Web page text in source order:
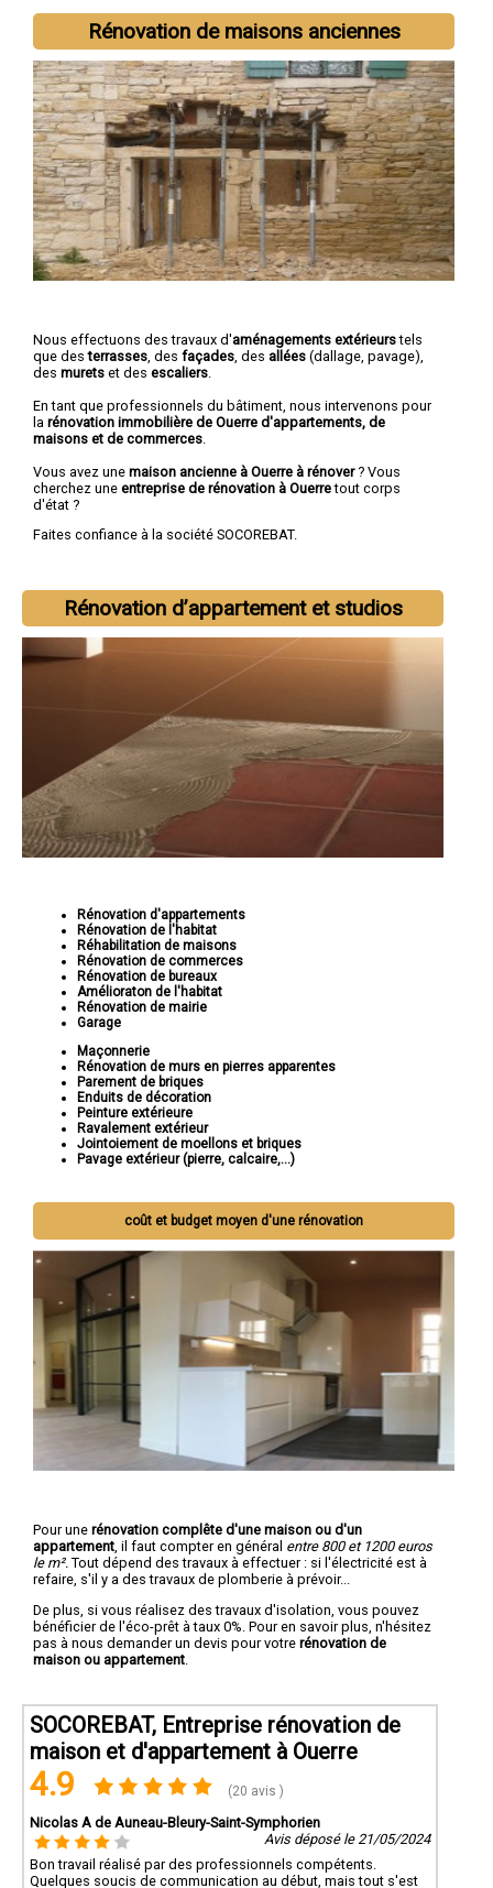
Rénovation de maisons anciennes
Nous effectuons des travaux d'aménagements extérieurstels
que desterrasses , des façades , des allées (dallage, pavage),
des murets et des escaliers
En tant que professionnels du bâtiment, nous intervenons pour
la rénovation immobilière de Ouerre d'appartements, de
maisons et de commerces
Vous avez une maison ancienne à Ouerre à rénover? Vous
cherchez une entreprise de rénovation à Ouerretout corps
d'état ?
Faites confiance à la société SOCOREBAT.
Rénovation d’appartement et studios
Rénovation d'appartements
Rénovation de l'habitat
Réhabilitation de maisons
Rénovation de commerces
Rénovation de bureaux
Amélioraton de l'habitat
Rénovation de mairie
Garage
Maçonnerie
Rénovation de murs en pierres apparentes
Parement de briques
Enduits de décoration
Peinture extérieure
Ravalement extérieur
Jointoiement de moellons et briques
Pavage extérieur (pierre, calcaire,...)
coût et budget moyen d'une rénovation
Pour une rénovation complête d'une maison ou d'un
appartement , il faut compter en général entre 800 et 1200 euros
le m². Tout dépend des travaux à effectuer : si l'électricité est à
refaire, s'il y a des travaux de plomberie à prévoir...
De plus, si vous réalisez des travaux d'isolation, vous pouvez
bénéficier de l'éco-prêt à taux 0%. Pour en savoir plus, n'hésitez
pas à nous demander un devis pour votre rénovation de
maison ou appartement
SOCOREBAT, Entreprise rénovation de
maison et d'appartement à Ouerre
4.9 (20 avis )
Nicolas A de Auneau-Bleury-Saint-Symphorien
Avis déposé le 21/05/2024
Bon travail réalisé par des professionnels compétents.
Quelques soucis de communication au début, mais tout s'est